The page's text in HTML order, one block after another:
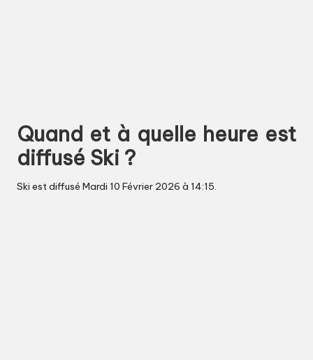
Quand et à quelle heure est
diffusé Ski ?
Ski est diffusé Mardi 10 Février 2026 à 14:15.